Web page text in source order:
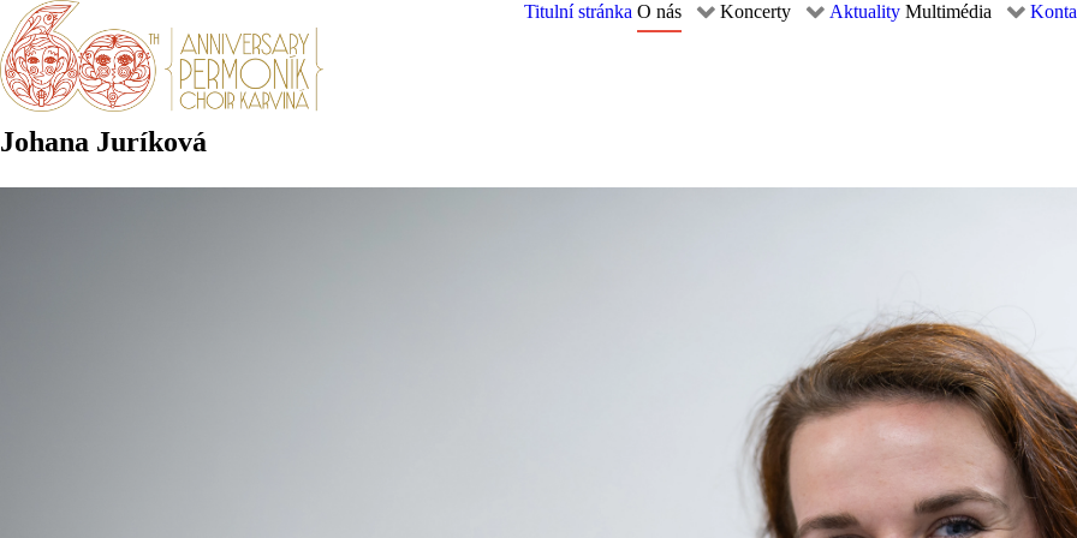
Titulní stránka O nás Koncerty Aktuality Multimédia
Johana Juríková